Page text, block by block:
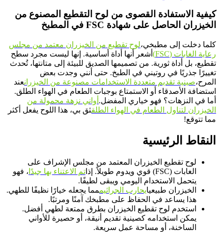
كيفية الاستفادة القصوى من لوح التقطيع المصنوع من
الخيزران الحاصل على شهادة FSC في المطبخ
كلما دخلت إلى مطبخي،لوح تقطيع من الخيزران معتمد من مجلس
رعاية الغابات (FSC)
أشعر أنها أداة أساسية. إنها ليست مجرد سطح
تقطيع، بل أداة ثورية. من تصميمها الصديق للبيئة إلى متانتها، تُحدث
تغييرًا جذريًا في روتيني في الطبخ. حتى أنني وجدت بعض
المرح،صينية تقديم متعددة الاستخدامات مصنوعة من الخيزرانعند
استضافة الأصدقاء أو الاستمتاع بوجبات الطعام في الهواء الطلق.
أما في النزهات؟ فهو خياري المفضل. أواني نزهة محمولة من
الخيزران لتناول الطعام في الهواء الطلقثق بي، هذا اللوح يفعل أكثر
مما تتوقع!
النقاط الرئيسية
لوح تقطيع الخيزران المعتمد من مجلس الإشراف على
الغابات (FSC) قوي ويدوم طويلاً. إذا
تم الاعتناء بها جيدًا ، فهو
يتحمل الاستخدام اليومي ويبقى لطيفًا.
الخيزران طبيعيايحارب الجراثيممما يجعله خيارًا نظيفًا للطهي.
هذا يساعد في الحفاظ على مطبخك آمنًا ومرتبًا.
استخدم لوح تقطيع الخيزران بطرق ممتعة لطهي أفضل.
يمكن استخدامه كصينية تقديم أنيقة، أو حصيرة للأواني
الساخنة، أو مساحة عمل سريعة.